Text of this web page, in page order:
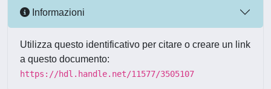
Informazioni
Utilizza questo identificativo per citare o creare un link
a questo documento:
https://hdl.handle.net/11577/3505107